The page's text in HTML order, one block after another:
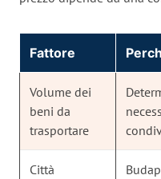
Fattore
Volume dei
beni da
trasportare
Città